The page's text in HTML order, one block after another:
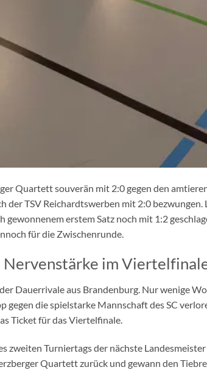
Quartett souverän mit 2:0 gegen den
TSV Reichardtswerben mit 2:0 bezwungen.
gewonnenem erstem Satz noch mit 1:2
für die Zwischenrunde.
Nervenstärke im
Dauerrivale aus Brandenburg. Nur wenige
gegen die spielstarke Mannschaft des SC
Ticket für das Viertelfinale.
Turniertags der nächste Landesmeister
Quartett zurück und gewann den